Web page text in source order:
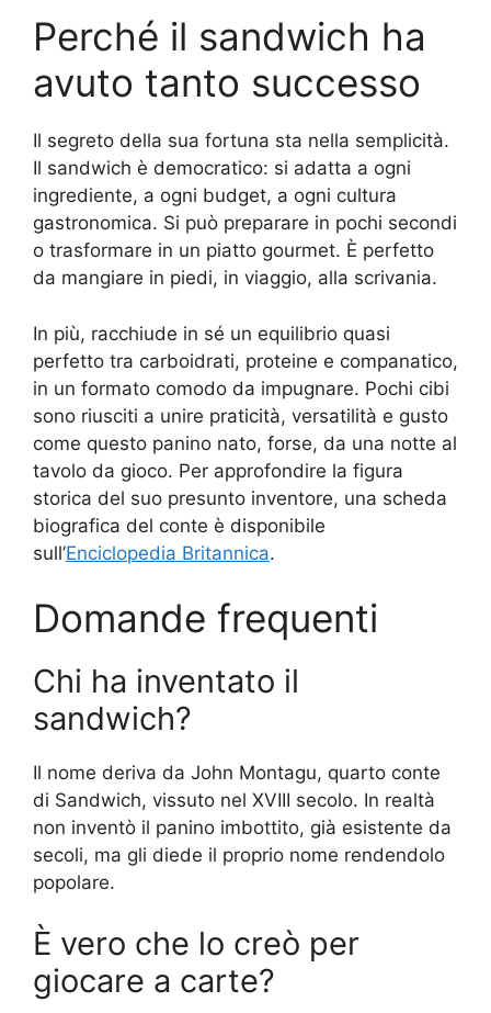
Perché il sandwich ha
avuto tanto successo
Il segreto della sua fortuna sta nella semplicità.
Il sandwich è democratico: si adatta a ogni
ingrediente, a ogni budget, a ogni cultura
gastronomica. Si può preparare in pochi secondi
o trasformare in un piatto gourmet. È perfetto
da mangiare in piedi, in viaggio, alla scrivania.
In più, racchiude in sé un equilibrio quasi
perfetto tra carboidrati, proteine e companatico,
in un formato comodo da impugnare. Pochi cibi
sono riusciti a unire praticità, versatilità e gusto
come questo panino nato, forse, da una notte al
tavolo da gioco. Per approfondire la figura
storica del suo presunto inventore, una scheda
biografica del conte è disponibile
sull’Enciclopedia Britannica.
Domande frequenti
Chi ha inventato il
sandwich?
Il nome deriva da John Montagu, quarto conte
di Sandwich, vissuto nel XVIII secolo. In realtà
non inventò il panino imbottito, già esistente da
secoli, ma gli diede il proprio nome rendendolo
popolare.
È vero che lo creò per
giocare a carte?